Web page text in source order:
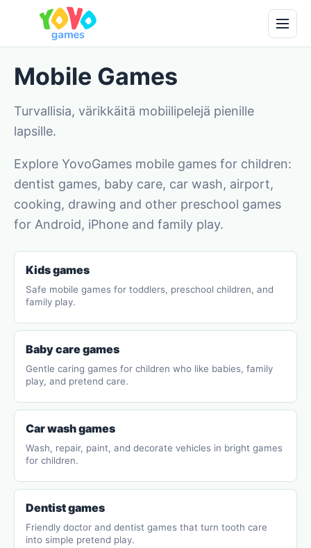
Mobile Games
Turvallisia, värikkäitä mobiilipelejä pienille
lapsille.
Explore YovoGames mobile games for children:
dentist games, baby care, car wash, airport,
cooking, drawing and other preschool games
for Android, iPhone and family play.
Kids games
Safe mobile games for toddlers, preschool children, and
family play.
Baby care games
Gentle caring games for children who like babies, family
play, and pretend care.
Car wash games
Wash, repair, paint, and decorate vehicles in bright games
for children.
Dentist games
Friendly doctor and dentist games that turn tooth care
into simple pretend play.